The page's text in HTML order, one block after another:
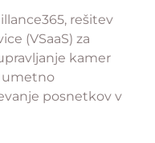
rešitev
(VSaaS) za
kamer
umetno
posnetkov v